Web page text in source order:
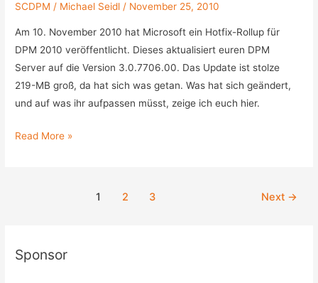
SCDPM / Michael Seidl/ November 25, 2010
Am 10. November 2010 hat Microsoft ein Hotfix-Rollup für
DPM 2010 veröffentlicht. Dieses aktualisiert euren DPM
Server auf die Version 3.0.7706.00. Das Update ist stolze
219-MB groß, da hat sich was getan. Was hat sich geändert,
und auf was ihr aufpassen müsst, zeige ich euch hier.
Hotfix-
Read More »
1 2 3 Next →
Sponsor